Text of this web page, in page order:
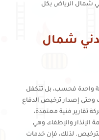
شمال الرياض بكل
شمال
واحدة فحسب، بل تتكفل
وحتى إصدار ترخيص الدفاع
تقارير فنية معتمدة،
والإطفاء، وهي
لذلك، فإن خدمات